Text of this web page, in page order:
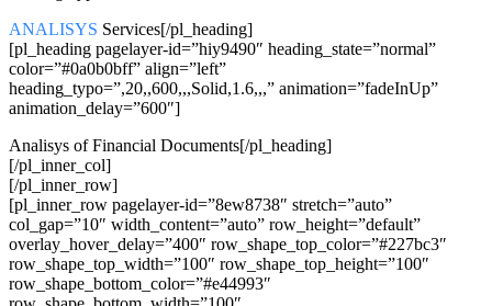
ANALISYS Services[/pl_heading]
[pl_heading pagelayer-id=”hiy9490″ heading_state=”normal”
color=”#0a0b0bff” align=”left”
heading_typo=”,20,,600,,,Solid,1.6,,,” animation=”fadeInUp”
animation_delay=”600″]
Analisys of Financial Documents[/pl_heading]
[/pl_inner_col]
[/pl_inner_row]
[pl_inner_row pagelayer-id=”8ew8738″ stretch=”auto”
col_gap=”10″ width_content=”auto” row_height=”default”
overlay_hover_delay=”400″ row_shape_top_color=”#227bc3″
row_shape_top_width=”100″ row_shape_top_height=”100″
row_shape_bottom_color=”#e44993″